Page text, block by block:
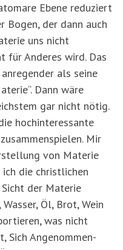
Ebene reduziert
der dann auch
uns nicht
für Anderes wird. Das
als seine
Dann wäre
gar nicht nötig.
hochinteressante
Mir
von Materie
die christlichen
der Materie
Öl, Brot, Wein
was nicht
Sich Angenommen-